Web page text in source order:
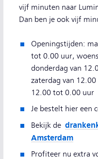
vijf minuten naar
Dan ben je ook vijf
Openingstijden:
tot 0.00 uur,
donderdag van
zaterdag van
12.00 tot 0.00 uur
Je bestelt hier een
Bekijk de
Amsterdam
Profiteer nu extra